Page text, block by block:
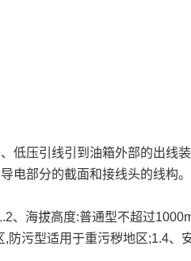
低压引线引到油箱外部的出线
电部分的截面和接线头的线构。
海拔高度:普通型不超过
防污型适用于重污秽地区;1.4